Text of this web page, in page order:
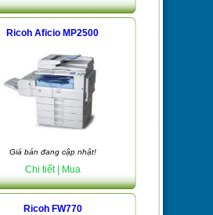
Ricoh Aficio MP2500
Giá bán đang cập nhật!
Chi tiết | Mua
Ricoh FW770